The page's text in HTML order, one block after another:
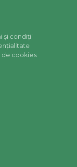
și condiții
de cookies